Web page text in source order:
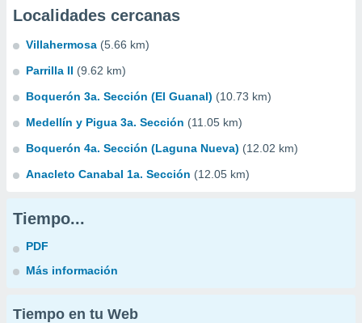
Localidades cercanas
Villahermosa (5.66 km)
Parrilla II (9.62 km)
Boquerón 3a. Sección (El Guanal) (10.73 km)
Medellín y Pigua 3a. Sección (11.05 km)
Boquerón 4a. Sección (Laguna Nueva) (12.02 km)
Anacleto Canabal 1a. Sección (12.05 km)
Tiempo...
PDF
Más información
Tiempo en tu Web